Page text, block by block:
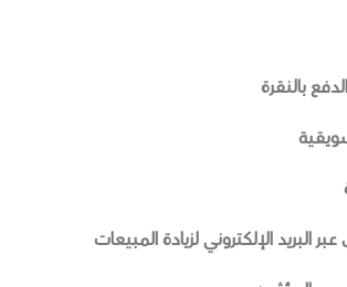
بالنقرة
البريد الإلكتروني لزيادة المبيعات